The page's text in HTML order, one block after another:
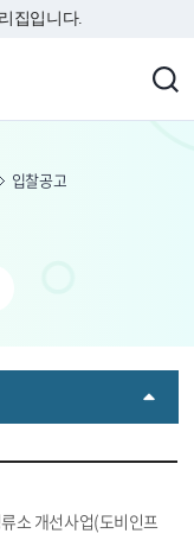
집입니다.
입찰공고
소 개선사업(도비인프